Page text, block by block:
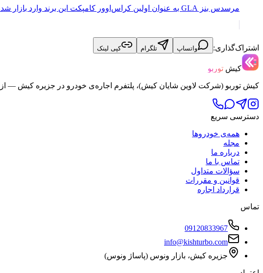
مرسدس بنز GLA به عنوان اولین کراس‌اوور کامپکت این برند وارد بازار شد. این خودرو در بخش پریمیوم قرار می‌گیرد ام…
اشتراک‌گذاری: واتساپ تلگرام کپی لینک
کیش توربو
کیش توربو (شرکت لاوین شایان کیش)، پلتفرم اجاره‌ی خودرو در جزیره کیش —
دسترسی سریع
همه‌ی خودروها
مجله
درباره ما
تماس با ما
سؤالات متداول
قوانین و مقررات
قرارداد اجاره
تماس
09120833967
info@kishturbo.com
جزیره کیش، بازار ونوس (پاساژ ونوس)